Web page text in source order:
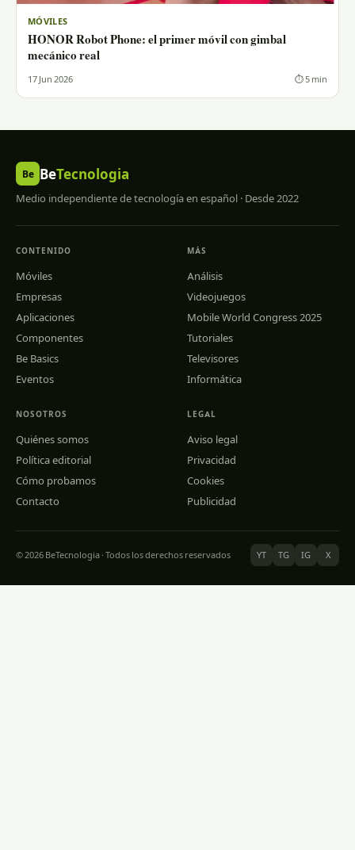
MÓVILES
HONOR Robot Phone: el primer móvil con gimbal
mecánico real
17 Jun 2026 ⏱ 5 min
Be BeTecnologia
Medio independiente de tecnología en español · Desde 2022
CONTENIDO
Móviles
Empresas
Aplicaciones
Componentes
Be Basics
Eventos
MÁS
Análisis
Videojuegos
Mobile World Congress 2025
Tutoriales
Televisores
Informática
NOSOTROS
Quiénes somos
Política editorial
Cómo probamos
Contacto
LEGAL
Aviso legal
Privacidad
Cookies
Publicidad
© 2026 BeTecnologia · Todos los derechos reservados YT TG IG X